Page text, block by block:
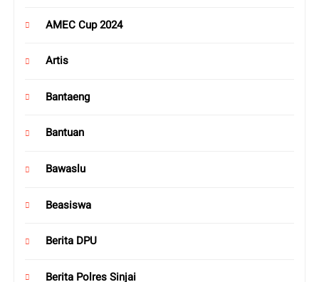
AMEC Cup 2024
Artis
Bantaeng
Bantuan
Bawaslu
Beasiswa
Berita DPU
Berita Polres Sinjai